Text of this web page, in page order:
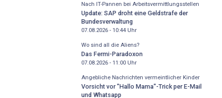
Nach IT-Pannen bei Arbeitsvermittlungsstellen
Update: SAP droht eine Geldstrafe der
Bundesverwaltung
07.08.2026 - 10:44Uhr
Wo sind all die Aliens?
Das Fermi-Paradoxon
07.08.2026 - 11:00Uhr
Angebliche Nachrichten vermeintlicher Kinder
Vorsicht vor "Hallo Mama"-Trick per E-Mail
und Whatsapp